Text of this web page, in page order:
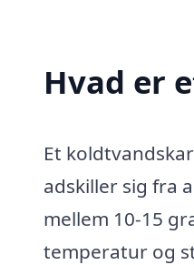
Hvad er
Et
adskiller sig fra
mellem 10-15
temperatur og